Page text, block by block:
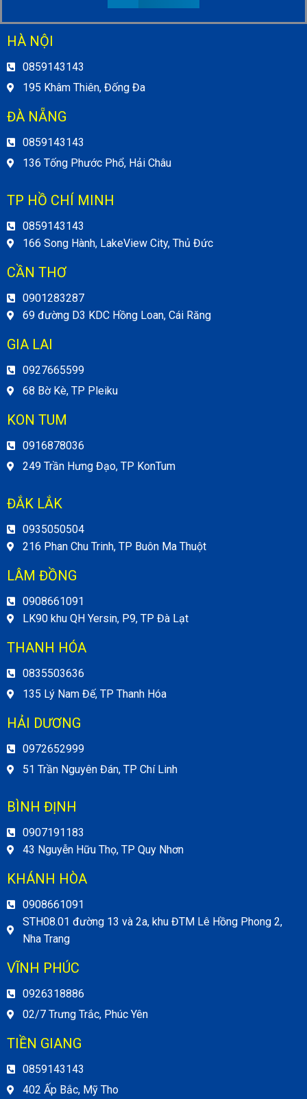
HÀ NỘI
0859143143
195 Khâm Thiên, Đống Đa
ĐÀ NẴNG
0859143143
136 Tống Phước Phổ, Hải Châu
TP HỒ CHÍ MINH
0859143143
166 Song Hành, LakeView City, Thủ Đức
CẦN THƠ
0901283287
69 đường D3 KDC Hồng Loan, Cái Răng
GIA LAI
0927665599
68 Bờ Kè, TP Pleiku
KON TUM
0916878036
249 Trần Hưng Đạo, TP KonTum
ĐẮK LẮK
0935050504
216 Phan Chu Trinh, TP Buôn Ma Thuột
LÂM ĐỒNG
0908661091
LK90 khu QH Yersin, P9, TP Đà Lạt
THANH HÓA
0835503636
135 Lý Nam Đế, TP Thanh Hóa
HẢI DƯƠNG
0972652999
51 Trần Nguyên Đán, TP Chí Linh
BÌNH ĐỊNH
0907191183
43 Nguyễn Hữu Thọ, TP Quy Nhơn
KHÁNH HÒA
0908661091
STH08.01 đường 13 và 2a, khu ĐTM Lê Hồng Phong 2,
Nha Trang
VĨNH PHÚC
0926318886
02/7 Trưng Trắc, Phúc Yên
TIỀN GIANG
0859143143
402 Ấp Bắc, Mỹ Tho